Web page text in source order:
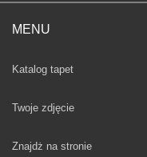
MENU
Katalog tapet
Twoje zdjęcie
Znajdż na stronie